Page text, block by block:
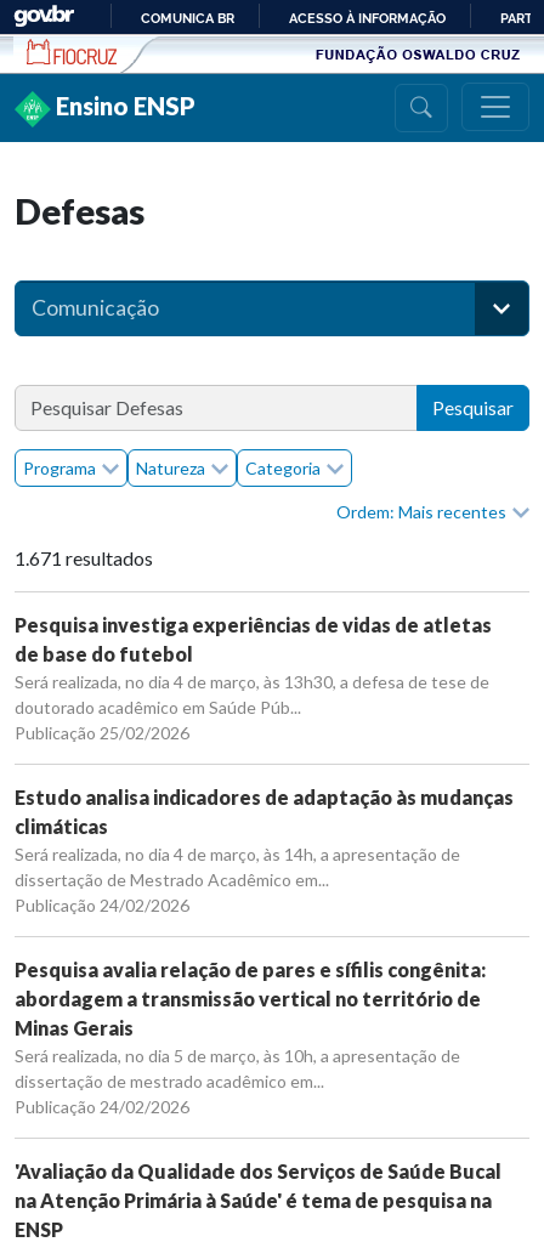
Ir para conteúdo
PARA
COMUNICA BR ACESSO À INFORMAÇÃO
Ensino ENSP
Defesas
Comunicação
Pesquisar
Programa Natureza Categoria
Ordem: Mais recentes
1.671 resultados
Pesquisa investiga experiências de vidas de atletas
de base do futebol
Será realizada, no dia 4 de março, às 13h30, a defesa de tese de
doutorado acadêmico em Saúde Púb...
Publicação 25/02/2026
Estudo analisa indicadores de adaptação às mudanças
climáticas
Será realizada, no dia 4 de março, às 14h, a apresentação de
dissertação de Mestrado Acadêmico em...
Publicação 24/02/2026
Pesquisa avalia relação de pares e sífilis congênita:
abordagem a transmissão vertical no território de
Minas Gerais
Será realizada, no dia 5 de março, às 10h, a apresentação de
dissertação de mestrado acadêmico em...
Publicação 24/02/2026
'Avaliação da Qualidade dos Serviços de Saúde Bucal
na Atenção Primária à Saúde' é tema de pesquisa na
ENSP